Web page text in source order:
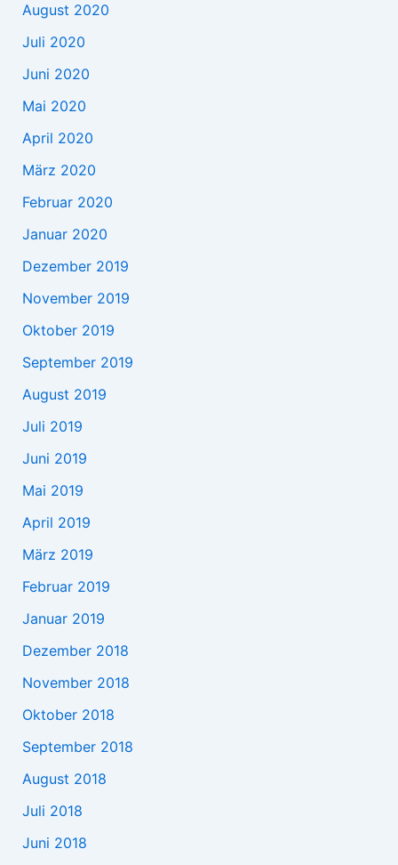
August 2020
Juli 2020
Juni 2020
Mai 2020
April 2020
März 2020
Februar 2020
Januar 2020
Dezember 2019
November 2019
Oktober 2019
September 2019
August 2019
Juli 2019
Juni 2019
Mai 2019
April 2019
März 2019
Februar 2019
Januar 2019
Dezember 2018
November 2018
Oktober 2018
September 2018
August 2018
Juli 2018
Juni 2018